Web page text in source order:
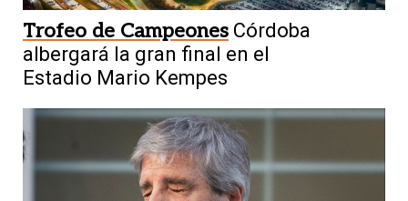
Trofeo de Campeones Córdoba
albergará la gran final en el
Estadio Mario Kempes